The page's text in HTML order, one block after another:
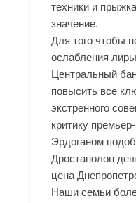
техники и
значение.
Для того чтобы
ослабления
Центральный
повысить все
экстренного
критику
Эрдоганом
Дростанолон
цена
Наши семьи